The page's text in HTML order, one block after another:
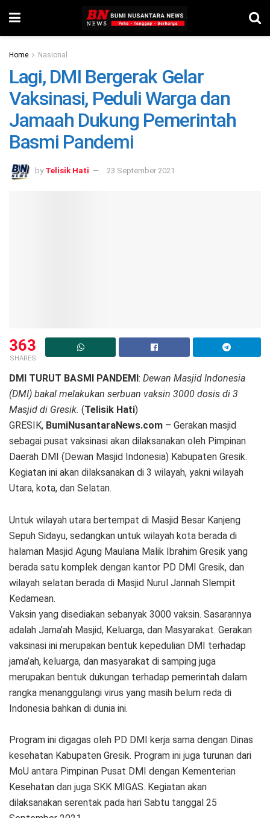
Home Nasional
Lagi, DMI Bergerak Gelar
Vaksinasi, Peduli Warga dan
Jamaah Dukung Pemerintah
Basmi Pandemi
by Telisik Hati 23 September 2021
363
SHARES
DMI TURUT BASMI PANDEMI : Dewan Masjid Indonesia
(DMI) bakal melakukan serbuan vaksin 3000 dosis di 3
Masjid di Gresik. (Telisik Hati)
GRESIK, BumiNusantaraNews.com – Gerakan masjid
sebagai pusat vaksinasi akan dilaksanakan oleh Pimpinan
Daerah DMI (Dewan Masjid Indonesia) Kabupaten Gresik.
Kegiatan ini akan dilaksanakan di 3 wilayah, yakni wilayah
Utara, kota, dan Selatan.
Untuk wilayah utara bertempat di Masjid Besar Kanjeng
Sepuh Sidayu, sedangkan untuk wilayah kota berada di
halaman Masjid Agung Maulana Malik Ibrahim Gresik yang
berada satu komplek dengan kantor PD DMI Gresik, dan
wilayah selatan berada di Masjid Nurul Jannah Slempit
Kedamean.
Vaksin yang disediakan sebanyak 3000 vaksin. Sasarannya
adalah Jama’ah Masjid, Keluarga, dan Masyarakat. Gerakan
vaksinasi ini merupakan bentuk kepedulian DMI terhadap
jama’ah, keluarga, dan masyarakat di samping juga
merupakan bentuk dukungan terhadap pemerintah dalam
rangka menanggulangi virus yang masih belum reda di
Indonesia bahkan di dunia ini.
Program ini digagas oleh PD DMI kerja sama dengan Dinas
kesehatan Kabupaten Gresik. Program ini juga turunan dari
MoU antara Pimpinan Pusat DMI dengan Kementerian
Kesehatan dan juga SKK MIGAS. Kegiatan akan
dilaksanakan serentak pada hari Sabtu tanggal 25